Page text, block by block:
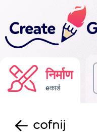
निर्माण
eकार्ड
cofnij